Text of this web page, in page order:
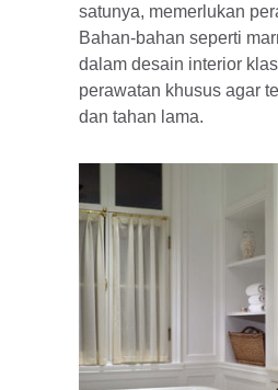
satunya, memerlukan
Bahan-bahan seperti
dalam desain interior
perawatan khusus agar
dan tahan lama.